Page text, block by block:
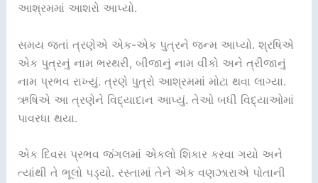
આશ્રમમાં આશરો આપ્યો.
સમય જતાં ત્રણેએ એક-એક પુત્રને જન્મ આપ્યો. શ્રષિએ
એક પુત્રનું નામ ભરથરી, બીજાનું નામ વીકો અને ત્રીજાનું
નામ પ્રભવ રાખ્યું. ત્રણે પુત્રો આશ્રમમાં મોટા થવા લાગ્યા.
ઋષિએ આ ત્રણેને વિદ્યાદાન આપ્યું. તેઓ બધી વિદ્યાઓમાં
પાવરધા થયા.
એક દિવસ પ્રભવ જંગલમાં એકલો શિકાર કરવા ગયો અને
ત્યાંથી તે ભૂલો પડ્યો. રસ્તામાં તેને એક વણઝારાએ પોતાની